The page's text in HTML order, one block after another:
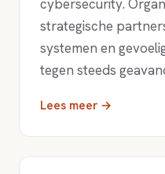
cybersecurity.
strategische
systemen en
tegen steeds
Lees meer →